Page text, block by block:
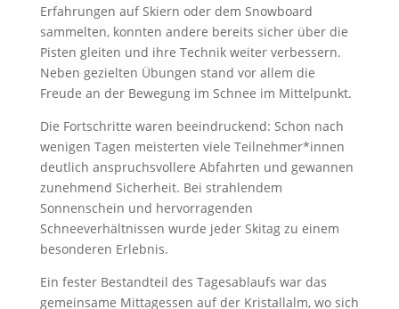
Erfahrungen auf Skiern oder dem Snowboard
sammelten, konnten andere bereits sicher über die
Pisten gleiten und ihre Technik weiter verbessern.
Neben gezielten Übungen stand vor allem die
Freude an der Bewegung im Schnee im Mittelpunkt.
Die Fortschritte waren beeindruckend: Schon nach
wenigen Tagen meisterten viele Teilnehmer*innen
deutlich anspruchsvollere Abfahrten und gewannen
zunehmend Sicherheit. Bei strahlendem
Sonnenschein und hervorragenden
Schneeverhältnissen wurde jeder Skitag zu einem
besonderen Erlebnis.
Ein fester Bestandteil des Tagesablaufs war das
gemeinsame Mittagessen auf der Kristallalm, wo sich